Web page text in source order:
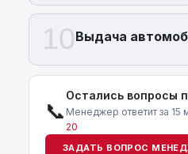
10Выдача
📞
Остались вопросы
Менеджер ответит за 15
20
ЗАДАТЬ ВОПРОС